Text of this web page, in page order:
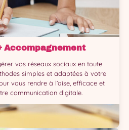
Accompagnement
vos réseaux sociaux en toute
simples et adaptées à votre
vous rendre à l’aise, efficace et
communication digitale.